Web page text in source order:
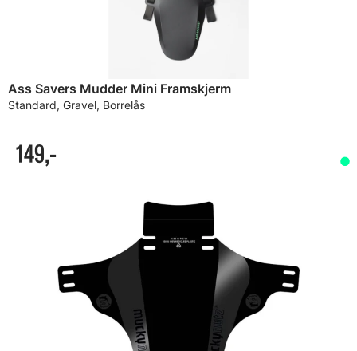
Ass Savers Mudder Mini Framskjerm
Standard, Gravel, Borrelås
149,-